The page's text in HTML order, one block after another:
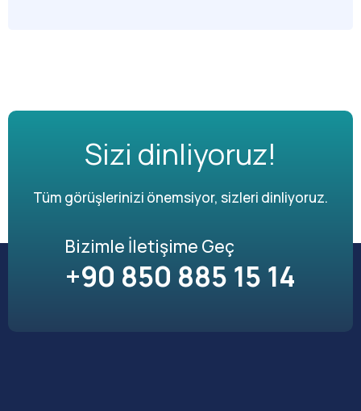
Sizi dinliyoruz!
Tüm görüşlerinizi önemsiyor, sizleri dinliyoruz.
Bizimle İletişime Geç
+90 850 885 15 14